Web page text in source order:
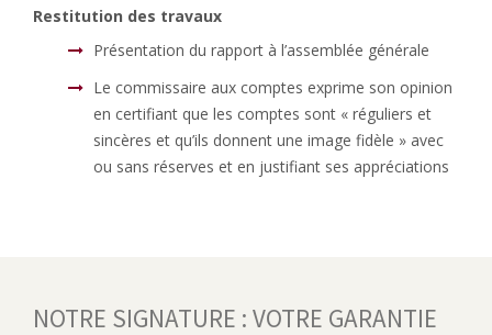
Restitution des travaux
Présentation du rapport à l’assemblée générale
Le commissaire aux comptes exprime son opinion
en certifiant que les comptes sont « réguliers et
sincères et qu’ils donnent une image fidèle » avec
ou sans réserves et en justifiant ses appréciations
NOTRE SIGNATURE : VOTRE GARANTIE